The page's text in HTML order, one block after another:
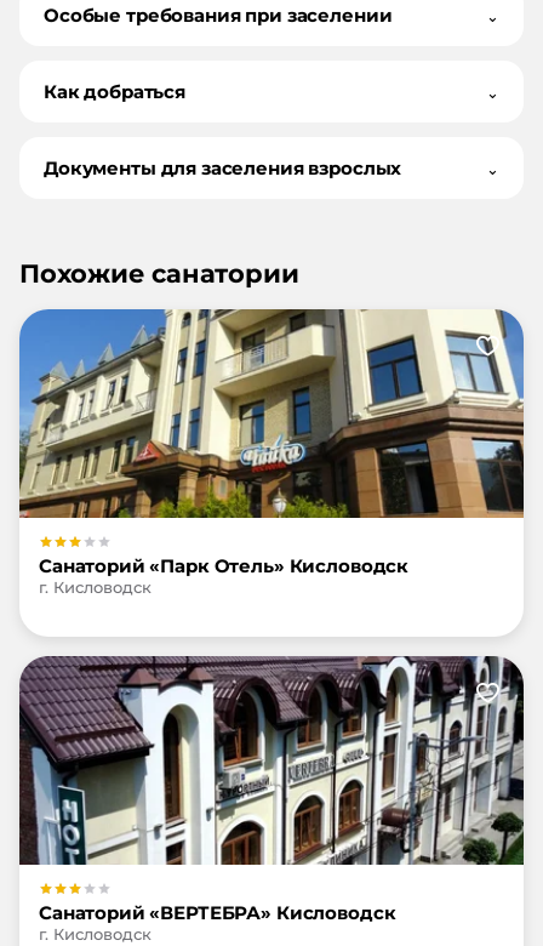
Особые требования при заселении ⌄
Как добраться ⌄
Документы для заселения взрослых ⌄
Похожие санатории
Санаторий «Парк Отель» Кисловодск
г. Кисловодск
Санаторий «ВЕРТЕБРА» Кисловодск
г. Кисловодск